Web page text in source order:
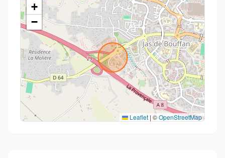
+
−
Leaflet | ©OpenStreetMap